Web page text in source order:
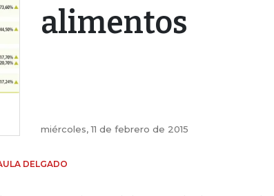
alimentos
miércoles, 11 de febrero de 2015
DELGADO